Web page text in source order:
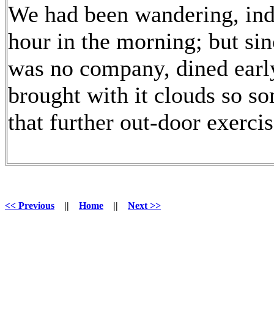
We had been wandering,
hour in the morning; but
was no company, dined
brought with it clouds so
that further out-door
<< Previous || Home || Next >>